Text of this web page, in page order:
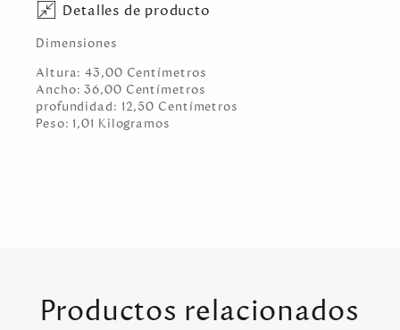
Detalles de producto
Dimensiones
Altura:43,00 Centímetros
Ancho:36,00 Centímetros
profundidad: 12,50 Centímetros
Peso: 1,01 Kilogramos
Productos relacionados